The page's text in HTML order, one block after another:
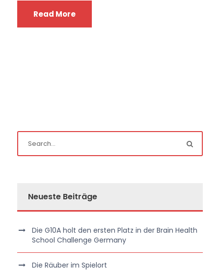
Read More
Neueste Beiträge
Die G10A holt den ersten Platz in der Brain Health
School Challenge Germany
Die Räuber im Spielort